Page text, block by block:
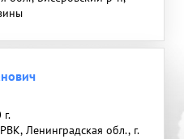
Ленинградская обл., г.